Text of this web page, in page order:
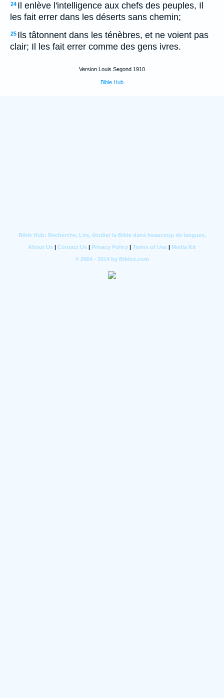
24 Il enlève l'intelligence aux chefs des peuples, Il
les fait errer dans les déserts sans chemin;
25 Ils tâtonnent dans les ténèbres, et ne voient pas
clair; Il les fait errer comme des gens ivres.
Version Louis Segond 1910
Bible Hub